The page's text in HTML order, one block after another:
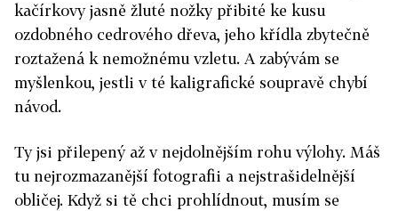
kačírkovy jasně žluté nožky přibité ke kusu
ozdobného cedrového dřeva, jeho křídla zbytečně
roztažená k nemožnému vzletu. A zabývám se
myšlenkou, jestli v té kaligrafické soupravě chybí
návod.
Ty jsi přilepený až v nejdolnějším rohu výlohy. Máš
tu nejrozmazanější fotografii a nejstrašidelnější
obličej. Když si tě chci prohlídnout, musím se